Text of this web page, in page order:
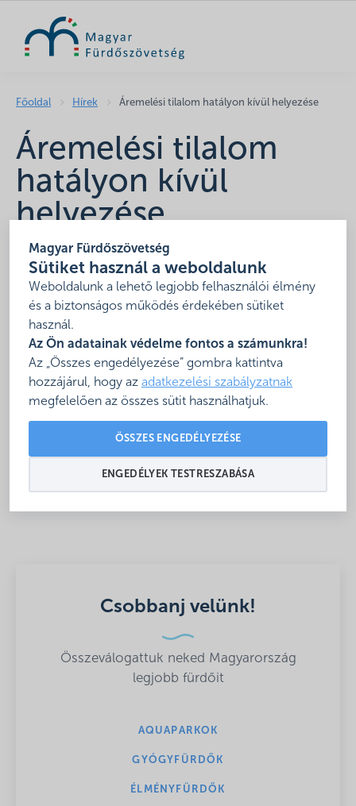
Magyar Fürdőszövetség
Sütiket használ a weboldalunk
Weboldalunk a lehető legjobb felhasználói élmény
és a biztonságos működés érdekében sütiket
használ.
Az Ön adatainak védelme fontos a számunkra!
Az „Összes engedélyezése” gombra kattintva
hozzájárul, hogy az adatkezelési szabályzatnak
megfelelően az összes sütit használhatjuk.
ÖSSZES ENGEDÉLYEZÉSE
ENGEDÉLYEK TESTRESZABÁSA
Főoldal Hírek Áremelési tilalom hatályon kívül helyezése
Áremelési tilalom
hatályon kívül
helyezése
2022. május 30.
Megjelent a Magyar Közlöny, amely tartalmazza a 2022.
évi V. törvény A veszélyhelyzet megszűnésével
összefüggő szabályozási kérdésekről című jogszabályt.
Ennek 101. Paragrafusa hatályon kívül helyezi a fürdőkre
vonatkozó áremelési tilalmat.
MK_22_088
Csobbanj velünk!
Összeválogattuk neked Magyarország
legjobb fürdőit
AQUAPARKOK
GYÓGYFÜRDŐK
ÉLMÉNYFÜRDŐK